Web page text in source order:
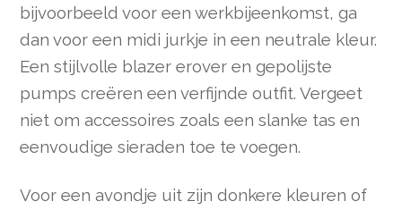
bijvoorbeeld voor een werkbijeenkomst, ga
dan voor een midi jurkje in een neutrale kleur.
Een stijlvolle blazer erover en gepolijste
pumps creëren een verfijnde outfit. Vergeet
niet om accessoires zoals een slanke tas en
eenvoudige sieraden toe te voegen.
Voor een avondje uit zijn donkere kleuren of